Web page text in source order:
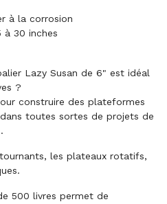
à la corrosion
à 30 inches
Lazy Susan de 6" est idéal
?
construire des plateformes
toutes sortes de projets de
les plateaux rotatifs,
500 livres permet de